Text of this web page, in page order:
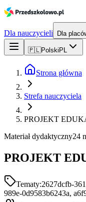
Dla nauczycieli Dla
🇵🇱Polski PL
Strona główna
Strefa nauczyciela
PROJEKT
Materiał dydaktyczny24
PROJEKT
Tematy:2627dcfb-
989e-0d9583b6243a,